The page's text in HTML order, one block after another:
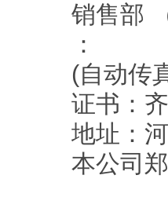
销售部
：
(自动传
证书：
地址：
本公司